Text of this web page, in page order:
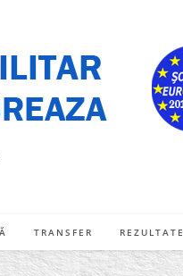
TRANSFER REZULTATE